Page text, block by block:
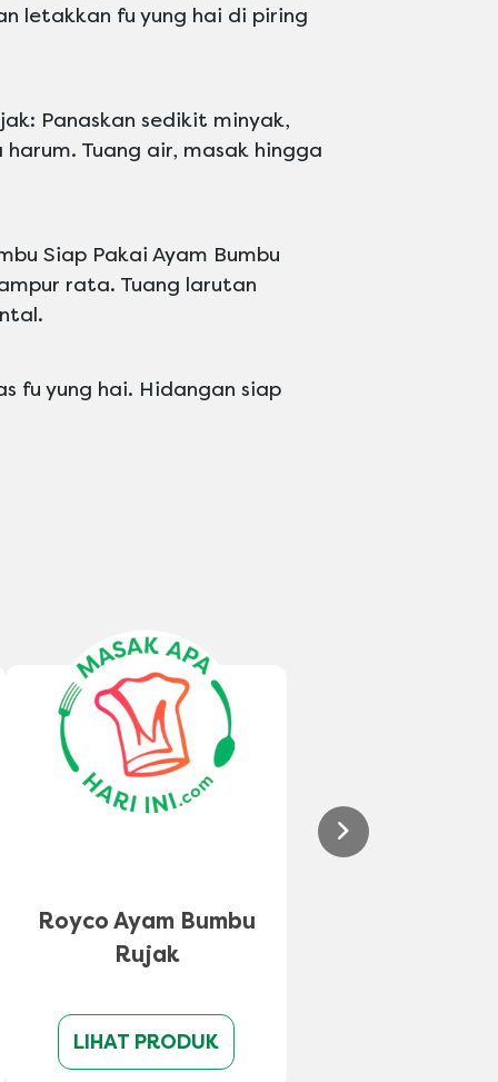
letakkan fu yung hai di piring
Panaskan sedikit minyak,
Tuang air, masak hingga
Siap Pakai Ayam Bumbu
rata. Tuang larutan
fu yung hai. Hidangan siap
Royco Ayam Bumbu
Rujak
LIHAT PRODUK